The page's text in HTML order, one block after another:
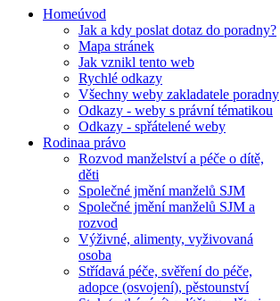
Homeúvod
Jak a kdy poslat dotaz do poradny?
Mapa stránek
Jak vznikl tento web
Rychlé odkazy
Všechny weby zakladatele poradny
Odkazy - weby s právní tématikou
Odkazy - spřátelené weby
Rodinaa právo
Rozvod manželství a péče o dítě,
děti
Společné jmění manželů SJM
Společné jmění manželů SJM a
rozvod
Výživné, alimenty, vyživovaná
osoba
Střídavá péče, svěření do péče,
adopce (osvojení), pěstounství